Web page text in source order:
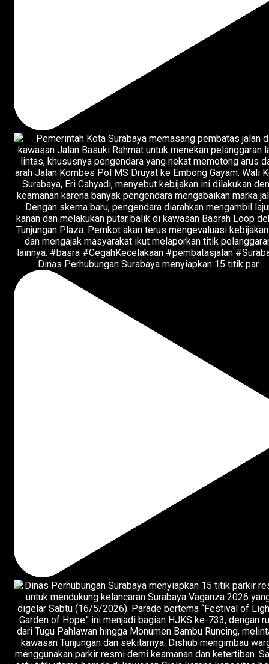
Dinas Perhubungan Surabaya menyiapkan 15 titik par